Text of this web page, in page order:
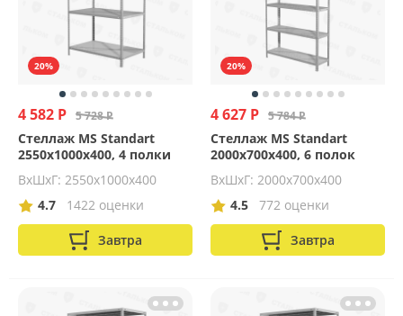
20%
4 582 Р 5 728 Р
Стеллаж MS Standart
2550х1000х400, 4 полки
ВхШхГ: 2550x1000x400
4.7
1422 оценки
Завтра
20%
4 627 Р 5 784 Р
Стеллаж MS Standart
2000х700х400, 6 полок
ВхШхГ: 2000x700x400
4.5
772 оценки
Завтра